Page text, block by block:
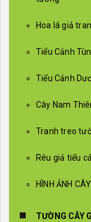
Hoa lá giả
Tiểu Cảnh
Tiểu Cảnh
Cây Nam
Tranh treo
Rêu giả tiểu
HÌNH ẢNH
TƯỜNG CÂY